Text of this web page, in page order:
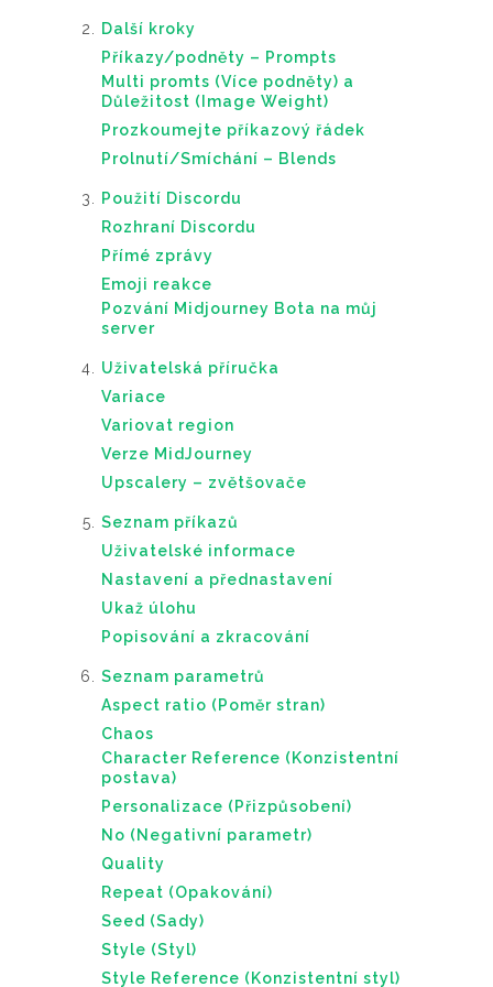
Další kroky
Příkazy/podněty – Prompts
Multi promts (Více podněty) a
Důležitost (Image Weight)
Prozkoumejte příkazový řádek
Prolnutí/Smíchání – Blends
Použití Discordu
Rozhraní Discordu
Přímé zprávy
Emoji reakce
Pozvání Midjourney Bota na můj
server
Uživatelská příručka
Variace
Variovat region
Verze MidJourney
Upscalery – zvětšovače
Seznam příkazů
Uživatelské informace
Nastavení a přednastavení
Ukaž úlohu
Popisování a zkracování
Seznam parametrů
Aspect ratio (Poměr stran)
Chaos
Character Reference (Konzistentní
postava)
Personalizace (Přizpůsobení)
No (Negativní parametr)
Quality
Repeat (Opakování)
Seed (Sady)
Style (Styl)
Style Reference (Konzistentní styl)